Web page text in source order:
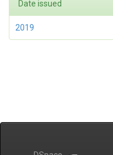
Date issued
2019